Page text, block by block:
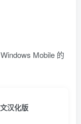
Mobile 的
汉化版